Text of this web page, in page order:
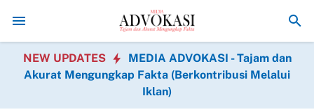
Sentuhan Keramik Menambah Cantik di Mushola An Nur
NEW UPDATES
MEDIA ADVOKASI - Tajam dan
Akurat Mengungkap Fakta (Berkontribusi Melalui
Iklan)